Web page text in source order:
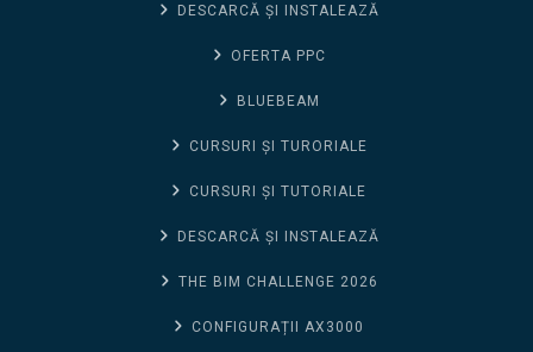
DESCARCĂ ȘI INSTALEAZĂ
OFERTA PPC
BLUEBEAM
CURSURI ȘI TURORIALE
CURSURI ȘI TUTORIALE
DESCARCĂ ȘI INSTALEAZĂ
THE BIM CHALLENGE 2026
CONFIGURAȚII AX3000